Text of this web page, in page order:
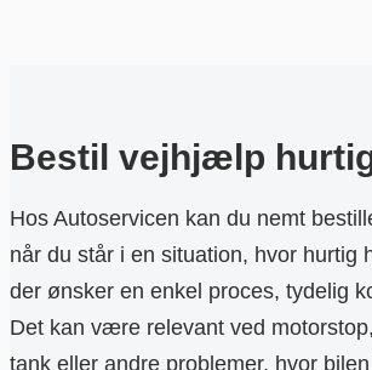
Bestil vejhjælp
Hos Autoservicen kan du nemt
når du står i en situation, hvor
der ønsker en enkel proces, tydelig
Det kan være relevant ved
tank eller andre problemer, hvor